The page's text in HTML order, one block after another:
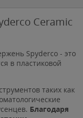
Ceramic
Spyderco - это
в пластиковой
таких как
Благодаря